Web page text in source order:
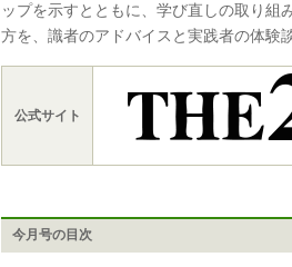
ップを示すとともに、学び直しの取り組
方を、識者のアドバイスと実践者の体験
公式サイト
今月号の目次